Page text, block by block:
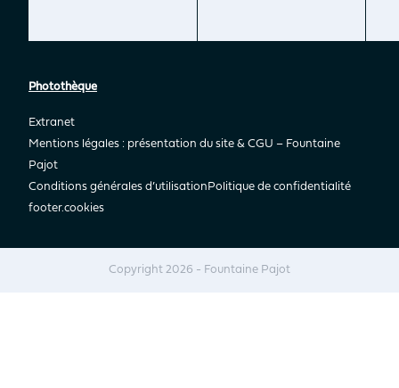
Photothèque
Extranet
Mentions légales : présentation du site & CGU – Fountaine
Pajot
Conditions générales d’utilisation Politique de confidentialité
footer.cookies
Copyright 2026 - Fountaine Pajot